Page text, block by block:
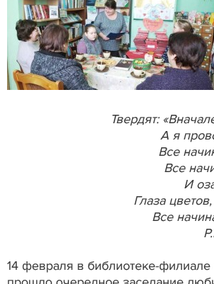
Твердят:
А я
Все
Все
И
Глаза
Все
14 февраля в библиотеке-филиале